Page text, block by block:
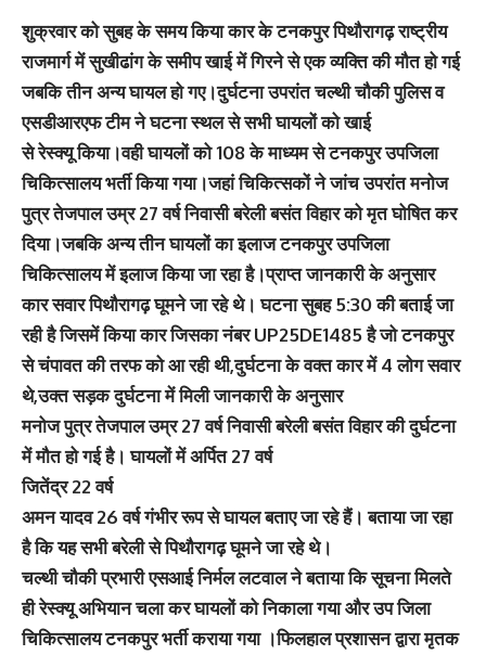
शुक्रवार को सुबह के समय किया कार के टनकपुर पिथौरागढ़ राष्ट्रीय
राजमार्ग में सुखीढांग के समीप खाई में गिरने से एक व्यक्ति की मौत हो गई
जबकि तीन अन्य घायल हो गए।दुर्घटना उपरांत चल्थी चौकी पुलिस व
एसडीआरएफ टीम ने घटना स्थल से सभी घायलों को खाई
से रेस्क्यू किया।वही घायलों को 108 के माध्यम से टनकपुर उपजिला
चिकित्सालय भर्ती किया गया।जहां चिकित्सकों ने जांच उपरांत मनोज
पुत्र तेजपाल उम्र 27 वर्ष निवासी बरेली बसंत विहार को मृत घोषित कर
दिया।जबकि अन्य तीन घायलों का इलाज टनकपुर उपजिला
चिकित्सालय में इलाज किया जा रहा है।प्राप्त जानकारी के अनुसार
कार सवार पिथौरागढ़ घूमने जा रहे थे। घटना सुबह 5:30 की बताई जा
रही है जिसमें किया कार जिसका नंबर UP25DE1485 है जो टनकपुर
से चंपावत की तरफ को आ रही थी,दुर्घटना के वक्त कार में 4 लोग सवार
थे,उक्त सड़क दुर्घटना में मिली जानकारी के अनुसार
मनोज पुत्र तेजपाल उम्र 27 वर्ष निवासी बरेली बसंत विहार की दुर्घटना
में मौत हो गई है। घायलों में अर्पित 27 वर्ष
जितेंद्र 22 वर्ष
अमन यादव 26 वर्ष गंभीर रूप से घायल बताए जा रहे हैं। बताया जा रहा
है कि यह सभी बरेली से पिथौरागढ़ घूमने जा रहे थे।
चल्थी चौकी प्रभारी एसआई निर्मल लटवाल ने बताया कि सूचना मिलते
ही रेस्क्यू अभियान चला कर घायलों को निकाला गया और उप जिला
चिकित्सालय टनकपुर भर्ती कराया गया ।फिलहाल प्रशासन द्वारा मृतक